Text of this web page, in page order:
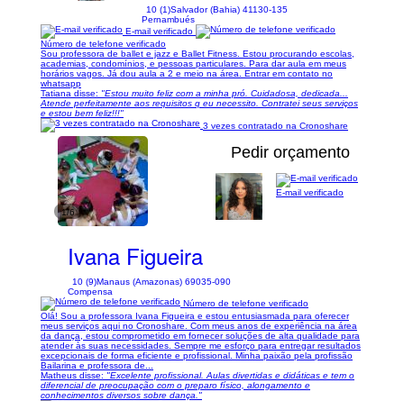
10 (1)Salvador (Bahia) 41130-135
Pernambués
E-mail verificado
Número de telefone verificado
Sou professora de ballet e jazz e Ballet Fitness. Estou procurando escolas,
academias, condomínios, e pessoas particulares. Para dar aula em meus
horários vagos. Já dou aula a 2 e meio na área. Entrar em contato no
whatsapp
Tatiana disse: "Estou muito feliz com a minha pró. Cuidadosa, dedicada...
Atende perfeitamente aos requisitos q eu necessito. Contratei seus serviços
e estou bem feliz!!!"
3 vezes contratado na Cronoshare
1/6
Pedir orçamento
Ivana Figueira
10 (9)Manaus (Amazonas) 69035-090
Compensa
E-mail verificado
Número de telefone verificado
Olá! Sou a professora Ivana Figueira e estou entusiasmada para oferecer
meus serviços aqui no Cronoshare. Com meus anos de experiência na área
da dança, estou comprometido em fornecer soluções de alta qualidade para
atender às suas necessidades. Sempre me esforço para entregar resultados
excepcionais de forma eficiente e profissional. Minha paixão pela profissão
Bailarina e professora de...
Matheus disse: "Excelente profissional. Aulas divertidas e didáticas e tem o
diferencial de preocupação com o preparo físico, alongamento e
conhecimentos diversos sobre dança."